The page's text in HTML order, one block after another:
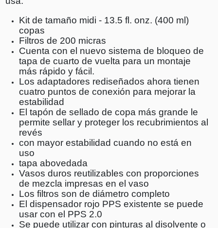
Kit de tamaño midi - 13.5 fl. onz. (400 ml)
copas
Filtros de 200 micras
Cuenta con el nuevo sistema de bloqueo de
tapa de cuarto de vuelta para un montaje
más rápido y fácil.
Los adaptadores rediseñados ahora tienen
cuatro puntos de conexión para mejorar la
estabilidad
El tapón de sellado de copa más grande le
permite sellar y proteger los recubrimientos al
revés
con mayor estabilidad cuando no está en
uso
tapa abovedada
Vasos duros reutilizables con proporciones
de mezcla impresas en el vaso
Los filtros son de diámetro completo
El dispensador rojo PPS existente se puede
usar con el PPS 2.0
Se puede utilizar con pinturas al disolvente o